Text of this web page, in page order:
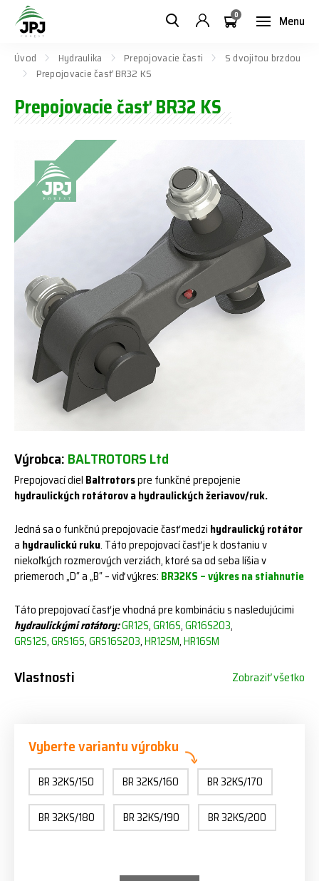
Menu
0
Úvod Hydraulika Prepojovacie časti
S dvojitou brzdou
Prepojovacie časť BR32 KS
Prepojovacie časť BR32 KS
Výrobca:BALTROTORS Ltd
Prepojovací diel Baltrotorspre funkčné prepojenie
hydraulických rotátorov a hydraulických žeriavov/ruk.
Jedná sa o funkčnú prepojovacie časť medzi hydraulický rotátor
a hydraulickú ruku. Táto prepojovací časť je k dostaniu v
niekoľkých rozmerových verziách, ktoré sa od seba líšia v
priemeroch „D“ a „B“ – viď výkres: BR32KS –výkres na stiahnutie
Táto prepojovací časť je vhodná pre kombináciu s nasledujúcimi
hydraulickými rotátory:GR12S,GR16S,GR16S203,
GRS12S,GRS16S,GRS16S203,HR12SM,HR16SM
Vlastnosti Zobraziť všetko
Vyberte variantu výrobku
BR 32KS/150 BR 32KS/160 BR 32KS/170
BR 32KS/180 BR 32KS/190 BR 32KS/200